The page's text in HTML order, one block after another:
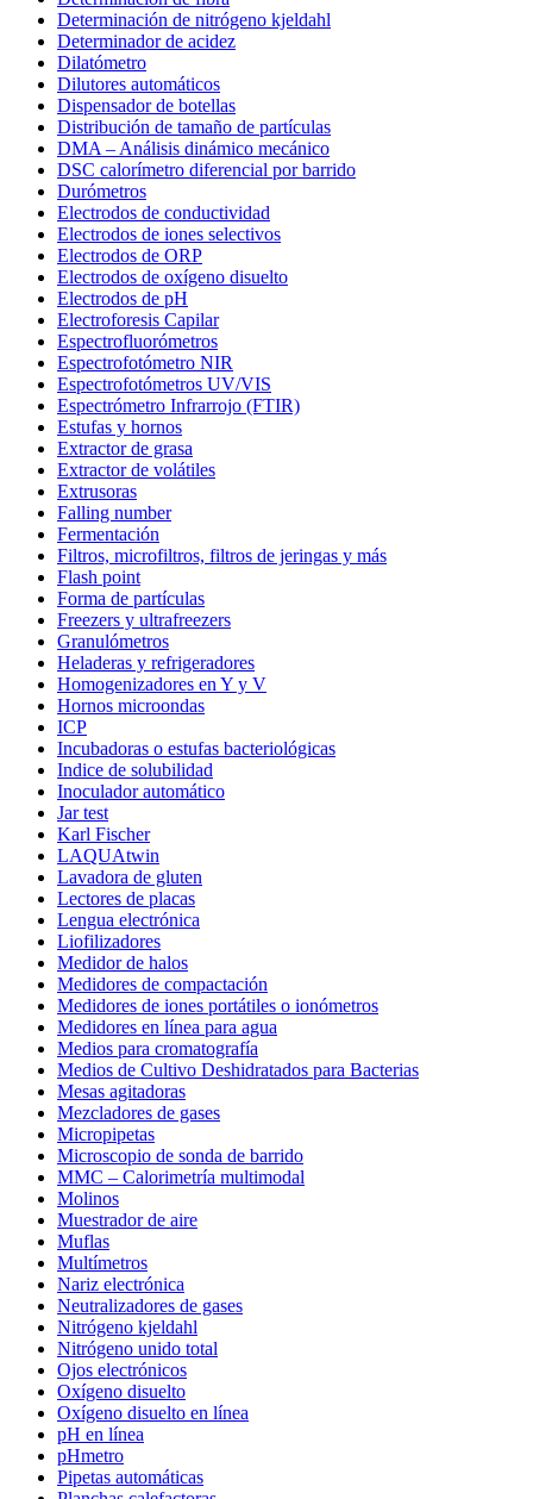
Determinación de nitrógeno kjeldahl
Determinador de acidez
Dilatómetro
Dilutores automáticos
Dispensador de botellas
Distribución de tamaño de partículas
DMA – Análisis dinámico mecánico
DSC calorímetro diferencial por barrido
Durómetros
Electrodos de conductividad
Electrodos de iones selectivos
Electrodos de ORP
Electrodos de oxígeno disuelto
Electrodos de pH
Electroforesis Capilar
Espectrofluorómetros
Espectrofotómetro NIR
Espectrofotómetros UV/VIS
Espectrómetro Infrarrojo (FTIR)
Estufas y hornos
Extractor de grasa
Extractor de volátiles
Extrusoras
Falling number
Fermentación
Filtros, microfiltros, filtros de jeringas y más
Flash point
Forma de partículas
Freezers y ultrafreezers
Granulómetros
Heladeras y refrigeradores
Homogenizadores en Y y V
Hornos microondas
ICP
Incubadoras o estufas bacteriológicas
Indice de solubilidad
Inoculador automático
Jar test
Karl Fischer
LAQUAtwin
Lavadora de gluten
Lectores de placas
Lengua electrónica
Liofilizadores
Medidor de halos
Medidores de compactación
Medidores de iones portátiles o ionómetros
Medidores en línea para agua
Medios para cromatografía
Medios de Cultivo Deshidratados para Bacterias
Mesas agitadoras
Mezcladores de gases
Micropipetas
Microscopio de sonda de barrido
MMC – Calorimetría multimodal
Molinos
Muestrador de aire
Muflas
Multímetros
Nariz electrónica
Neutralizadores de gases
Nitrógeno kjeldahl
Nitrógeno unido total
Ojos electrónicos
Oxígeno disuelto
Oxígeno disuelto en línea
pH en línea
pHmetro
Pipetas automáticas